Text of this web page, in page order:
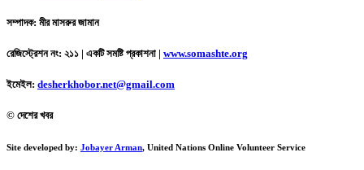
সম্পাদক: মীর মাসরুর জামান
রেজিস্ট্রেশন নং: ২১১ | একটি সমষ্টি প্রকাশনা | www.somashte.org
ইমেইল: desherkhobor.net@gmail.com
© দেশের খবর
Site developed by: Jobayer Arman, United Nations Online Volunteer Service